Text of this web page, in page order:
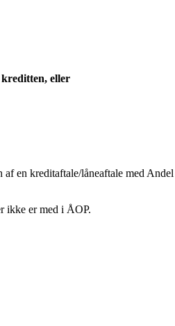
eller
en kreditaftale/låneaftale med
ikke er med i ÅOP.